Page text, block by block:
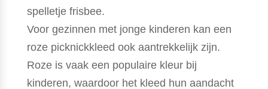
spelletje frisbee.
Voor gezinnen met jonge kinderen kan een
roze picknickkleed ook aantrekkelijk zijn.
Roze is vaak een populaire kleur bij
kinderen, waardoor het kleed hun aandacht